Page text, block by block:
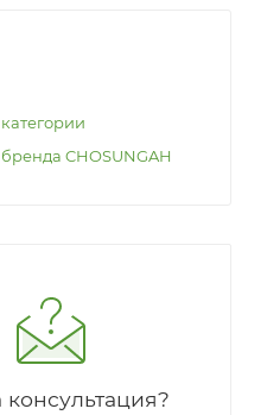
CHOSUNGAH